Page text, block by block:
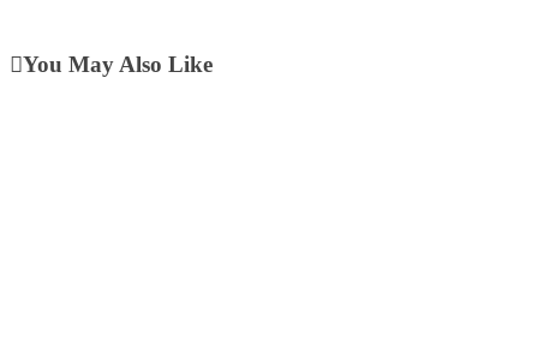
You May Also Like